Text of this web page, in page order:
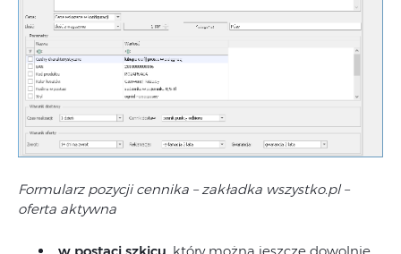
Formularz pozycji cennika – zakładka wszystko.pl –
oferta aktywna
w postaci szkicu , który można jeszcze dowolnie